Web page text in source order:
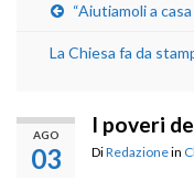
“Aiutiamoli a
La Chiesa fa da
AGO
03
I poveri
DiRedazionein